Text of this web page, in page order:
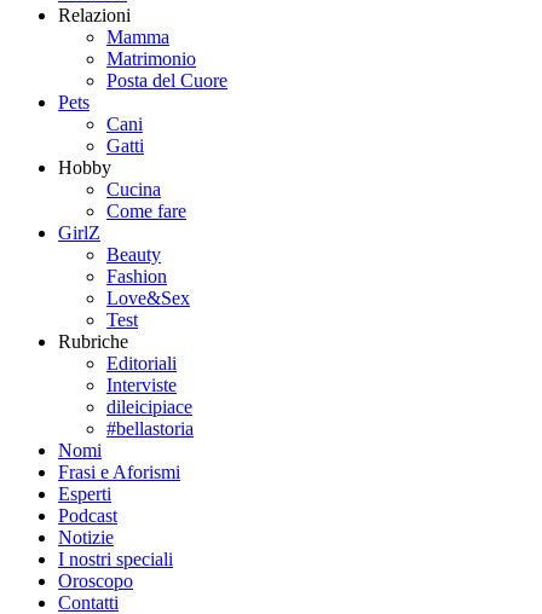
Relazioni
Mamma
Matrimonio
Posta del Cuore
Pets
Cani
Gatti
Hobby
Cucina
Come fare
GirlZ
Beauty
Fashion
Love&Sex
Test
Rubriche
Editoriali
Interviste
dileicipiace
#bellastoria
Nomi
Frasi e Aforismi
Esperti
Podcast
Notizie
I nostri speciali
Oroscopo
Contatti